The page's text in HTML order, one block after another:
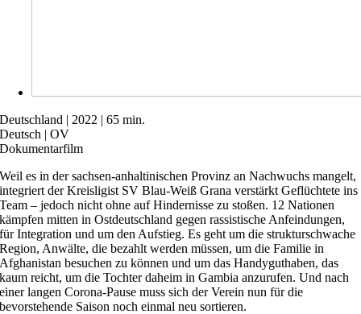
Deutschland | 2022 | 65 min.
Deutsch | OV
Dokumentarfilm
Weil es in der sachsen-anhaltinischen Provinz an Nachwuchs mangelt,
integriert der Kreisligist SV Blau-Weiß Grana verstärkt Geflüchtete ins
Team – jedoch nicht ohne auf Hindernisse zu stoßen. 12 Nationen
kämpfen mitten in Ostdeutschland gegen rassistische Anfeindungen,
für Integration und um den Aufstieg. Es geht um die strukturschwache
Region, Anwälte, die bezahlt werden müssen, um die Familie in
Afghanistan besuchen zu können und um das Handyguthaben, das
kaum reicht, um die Tochter daheim in Gambia anzurufen. Und nach
einer langen Corona-Pause muss sich der Verein nun für die
bevorstehende Saison noch einmal neu sortieren.